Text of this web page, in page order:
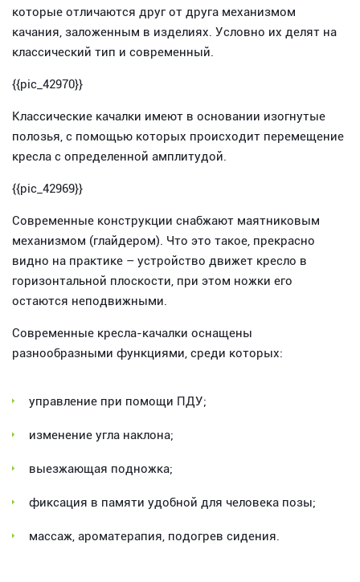
которые отличаются друг от друга механизмом
качания, заложенным в изделиях. Условно их делят на
классический тип и современный.
{{pic_42970}}
Классические качалки имеют в основании изогнутые
полозья, с помощью которых происходит перемещение
кресла с определенной амплитудой.
{{pic_42969}}
Современные конструкции снабжают маятниковым
механизмом (глайдером). Что это такое, прекрасно
видно на практике – устройство движет кресло в
горизонтальной плоскости, при этом ножки его
остаются неподвижными.
Современные кресла-качалки оснащены
разнообразными функциями, среди которых:
управление при помощи ПДУ;
изменение угла наклона;
выезжающая подножка;
фиксация в памяти удобной для человека позы;
массаж, ароматерапия, подогрев сидения.